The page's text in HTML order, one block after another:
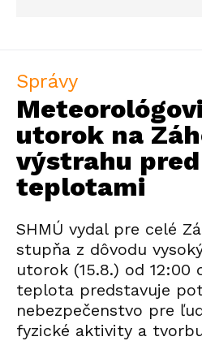
Správy
utorok na
výstrahu
teplotami
SHMÚ vydal pre celé
stupňa z dôvodu
utorok (15.8.) od 12:00
teplota predstavuje
nebezpečenstvo pre
fyzické aktivity a